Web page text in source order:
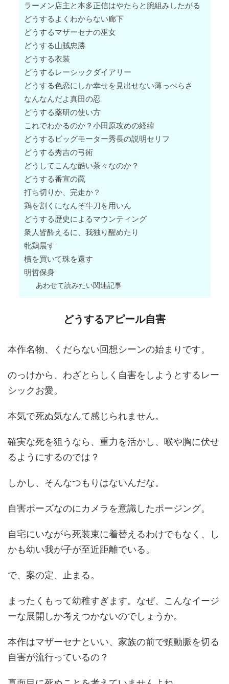
ラーメン店主と本多正信はやたらと腕組みしたがる
どうするよくわからない廊下
どうするマザーセナの巫女
どうする山賊忠勝
どうする衣装
どうするレーシックダイアリー
どうする色恋にしか幸せを見出せない薄っぺらさ
なんなんだよ真田の忍
どうする薬研の使い方
これでわかるのか？小田原攻めの経緯
どうするビッグモーター秀長の説明セリフ
どうする秀吉の弓術
どうしてこんな酷い茶々なのか？
どうする番宣の罠
打ち切りか、完走か？
鶏を割くになんぞ牛刀を用いん
どうする歴史によるマウンティング
衆人皆酔えるに、我独り醒めたり
牝鶏晨す
櫝を買いて珠を還す
明哲保身
あわせて読みたい関連記事
どうするアピール自害
本作名物、くだらない回想シーンの始まりです。
のっけから、わざとらしく自害をしようとするレー
シックお愛。
本気で死ぬ気なんて感じられません。
確実な死を狙うなら、重力を活かし、喉や胸に伏せ
るようにするのでは？
しかし、そんなつもりはないんだな。
自害ポーズなのにカメラを意識したポージング。
自宅にいながら死装束に着替えるわけでもなく、し
かも幼い我が子が至近距離でいる。
で、案の定、止まる。
まったくもって幼稚すぎます。なぜ、こんなイージ
ーな展開しか考えつかないのでしょうか。
本作はマザーセナといい、家族の前で頸動脈を切る
自害が流行っているの？